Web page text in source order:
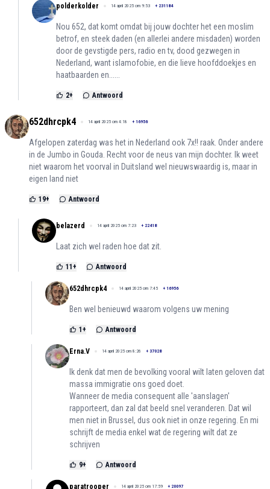
polderkolder 14 april 2025 om 9:53 + 231184
Nou 652, dat komt omdat bij jouw dochter het een moslim
betrof, en steek daden (en allerlei andere misdaden) worden
door de gevstigde pers, radio en tv, dood gezwegen in
Nederland, want islamofobie, en die lieve hoofddoekjes en
haatbaarden en......
2+ Antwoord
652dhrcpk4 14 april 2025 om 4:18 + 16956
Afgelopen zaterdag was het in Nederland ook 7x!! raak. Onder andere
in de Jumbo in Gouda. Recht voor de neus van mijn dochter. Ik weet
niet waarom het voorval in Duitsland wel nieuwswaardig is, maar in
eigen land niet
19+ Antwoord
belazerd 14 april 2025 om 7:23 + 22418
Laat zich wel raden hoe dat zit.
11+ Antwoord
652dhrcpk4 14 april 2025 om 7:45 + 16956
Ben wel benieuwd waarom volgens uw mening
1+ Antwoord
Erna.V 14 april 2025 om 8:26 + 37028
Ik denk dat men de bevolking vooral wilt laten geloven dat
massa immigratie ons goed doet.
Wanneer de media consequent alle 'aanslagen'
rapporteert, dan zal dat beeld snel veranderen. Dat wil
men niet in Brussel, dus ook niet in onze regering. En mi
schrijft de media enkel wat de regering wilt dat ze
schrijven
9+ Antwoord
paratrooper 14 april 2025 om 17:59 + 20097